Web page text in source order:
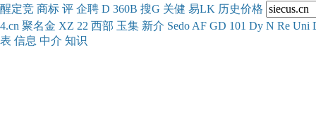
醒定竞 商标 评 企聘 D 360B 搜G 关健 易LK 历史价格
4.cn 聚名金 XZ 22 西部 玉集 新介 Sedo AF GD 101 Dy N Re Uni
表 信息 中介 知识